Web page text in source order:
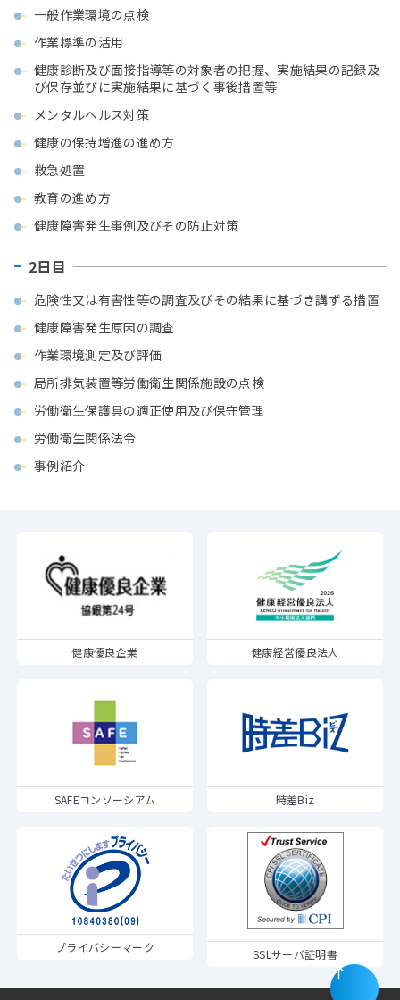
一般作業環境の点検
作業標準の活用
健康診断及び面接指導等の対象者の把握、実施結果の記録及
び保存並びに実施結果に基づく事後措置等
メンタルヘルス対策
健康の保持増進の進め方
救急処置
教育の進め方
健康障害発生事例及びその防止対策
2日目
危険性又は有害性等の調査及びその結果に基づき講ずる措置
健康障害発生原因の調査
作業環境測定及び評価
局所排気装置等労働衛生関係施設の点検
労働衛生保護具の適正使用及び保守管理
労働衛生関係法令
事例紹介
健康優良企業 健康経営優良法人
SAFEコンソーシアム 時差Biz
プライバシーマーク SSLサーバ証明書